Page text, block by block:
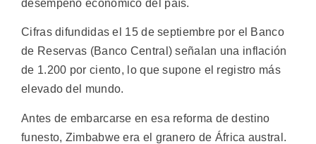
desempeño económico del país.
Cifras difundidas el 15 de septiembre por el Banco
de Reservas (Banco Central) señalan una inflación
de 1.200 por ciento, lo que supone el registro más
elevado del mundo.
Antes de embarcarse en esa reforma de destino
funesto, Zimbabwe era el granero de África austral.